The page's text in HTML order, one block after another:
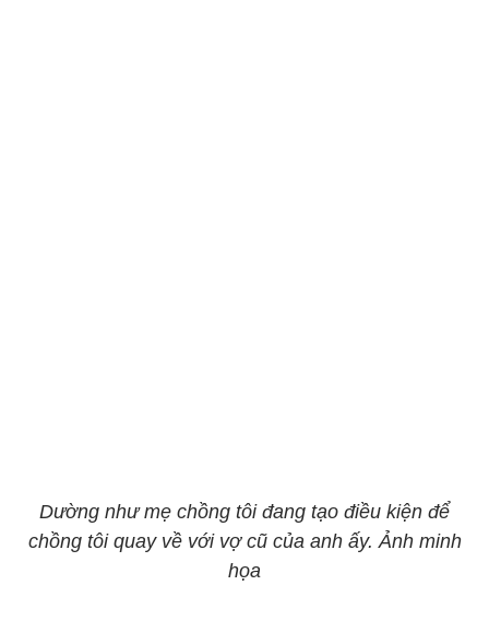
Dường như mẹ chồng tôi đang tạo điều kiện để
chồng tôi quay về với vợ cũ của anh ấy. Ảnh minh
họa